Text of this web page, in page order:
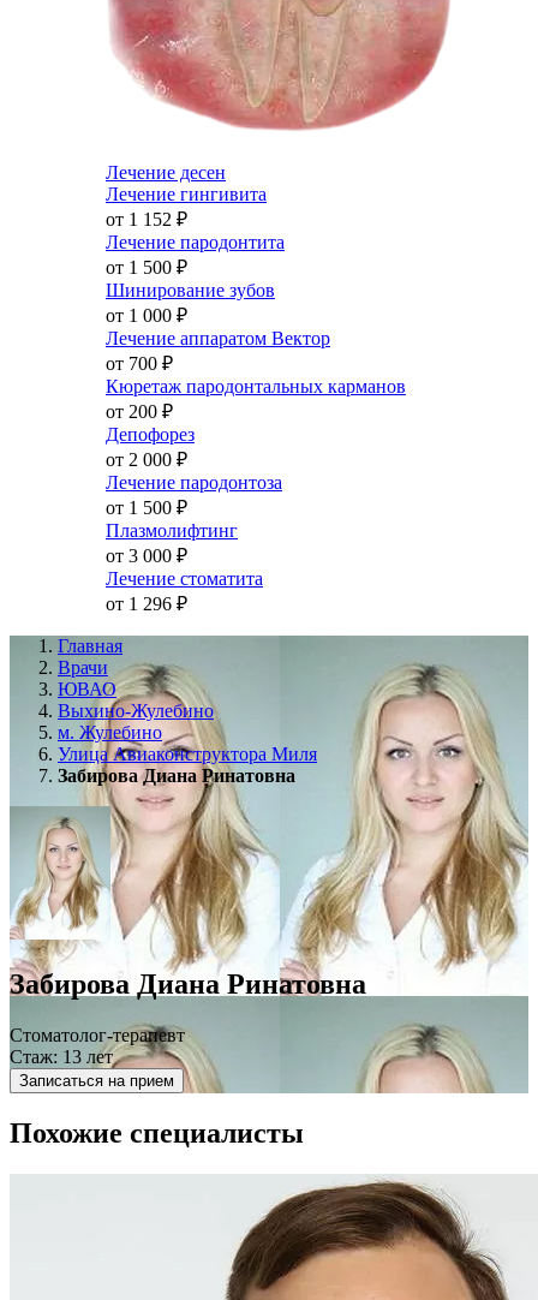
Лечение десен
Лечение гингивита
от 1 152 ₽
Лечение пародонтита
от 1 500 ₽
Шинирование зубов
от 1 000 ₽
Лечение аппаратом Вектор
от 700 ₽
Кюретаж пародонтальных карманов
от 200 ₽
Депофорез
от 2 000 ₽
Лечение пародонтоза
от 1 500 ₽
Плазмолифтинг
от 3 000 ₽
Лечение стоматита
от 1 296 ₽
Главная
Врачи
ЮВАО
Выхино-Жулебино
м. Жулебино
Улица Авиаконструктора Миля
Забирова Диана Ринатовна
Забирова Диана Ринатовна
Стоматолог-терапевт
Стаж: 13 лет
Записаться на прием
Похожие специалисты